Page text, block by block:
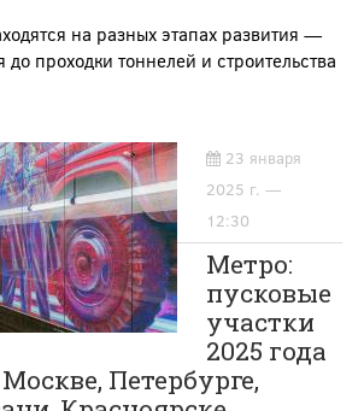
на разных этапах развития —
до проходки тоннелей и строительства
23 января
2025 г. —
12:30
Метро:
пусковые
участки
2025 года
Петербурге,